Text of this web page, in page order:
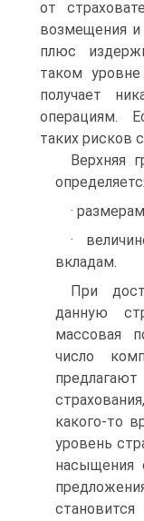
от
возмещения
плюс
таком
получает
операциям.
таких рисков
Верхняя
·
·
вкладам.
При
данную
массовая
число
какого-то
уровень
насыщения